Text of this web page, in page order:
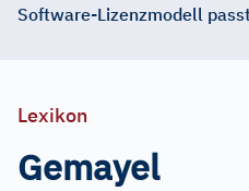
Software-Lizenzmodell
Lexikon
Gemayel